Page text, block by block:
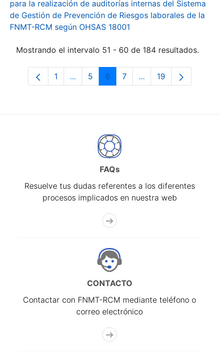
para la realización de auditorías internas del Sistema
de Gestión de Prevención de Riesgos laborales de la
FNMT-RCM según OHSAS 18001
Mostrando el intervalo 51 - 60 de 184 resultados.
Página
1 ...Páginas intermedias Use TAB para
Página
5 Página
6 Página
7 ...Páginas intermedias
Página
19
FAQs
Resuelve tus dudas referentes a los diferentes
procesos implicados en nuestra web
CONTACTO
Contactar con FNMT-RCM mediante teléfono o
correo electrónico